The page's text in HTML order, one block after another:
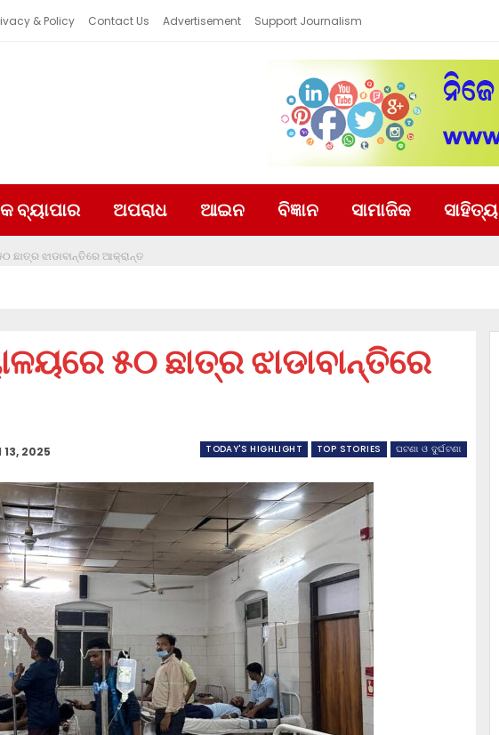
& Policy Contact Us Advertisement Support Journalism
ବ୍ୟାପାର ଅପରାଧ ଆଇନ ବିଜ୍ଞାନ ସାମାଜିକ ସାହିତ୍ୟ
ଛାତ୍ର ଝାଡାବାନ୍ତିରେ ଆକ୍ରାନ୍ତ
୫୦ ଛାତ୍ର ଝାଡାବାନ୍ତିରେ
TODAY'S HIGHLIGHT TOP STORIES ଘଟଣା ଓ ଦୁର୍ଘଟଣା
13, 2025